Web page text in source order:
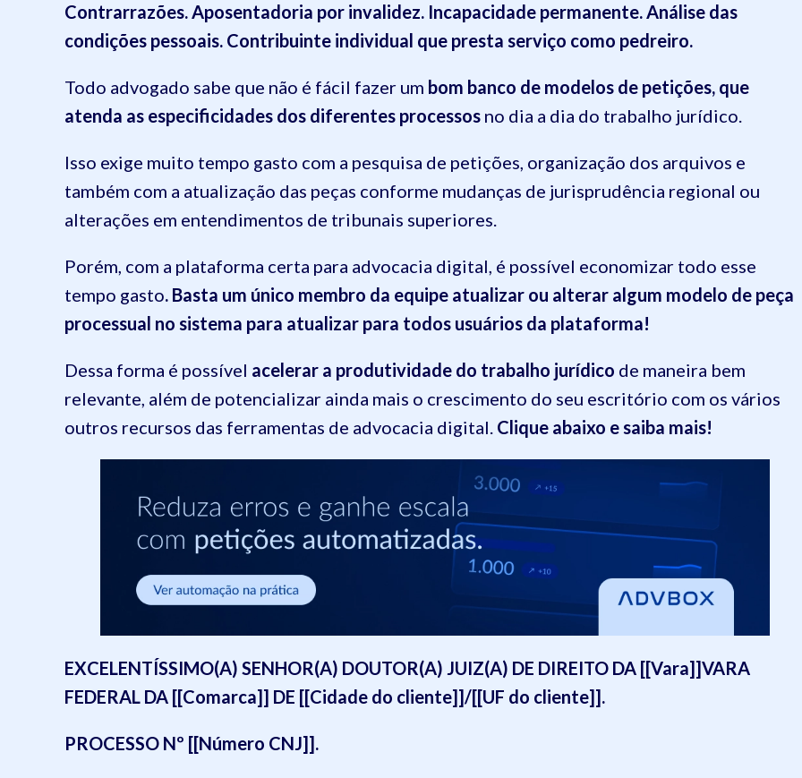
Contrarrazões. Aposentadoria por invalidez. Incapacidade permanente. Análise das
condições pessoais. Contribuinte individual que presta serviço como pedreiro.
Todo advogado sabe que não é fácil fazer um bom banco de modelos de petições, que
atenda as especificidades dos diferentes processos no dia a dia do trabalho jurídico.
Isso exige muito tempo gasto com a pesquisa de petições, organização dos arquivos e
também com a atualização das peças conforme mudanças de jurisprudência regional ou
alterações em entendimentos de tribunais superiores.
Porém, com a plataforma certa para advocacia digital, é possível economizar todo esse
tempo gasto. Basta um único membro da equipe atualizar ou alterar algum modelo de peça
processual no sistema para atualizar para todos usuários da plataforma!
Dessa forma é possível acelerar a produtividade do trabalho jurídico de maneira bem
relevante, além de potencializar ainda mais o crescimento do seu escritório com os vários
outros recursos das ferramentas de advocacia digital. Clique abaixo e saiba mais!
EXCELENTÍSSIMO(A) SENHOR(A) DOUTOR(A) JUIZ(A) DE DIREITO DA [[Vara]]VARA
FEDERAL DA [[Comarca]] DE [[Cidade do cliente]]/[[UF do cliente]].
PROCESSO Nº [[Número CNJ]].